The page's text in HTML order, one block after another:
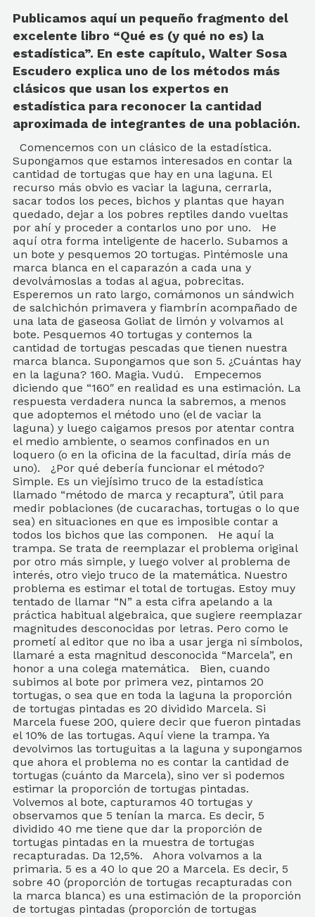
Publicamos aquí un pequeño fragmento del
excelente libro “Qué es (y qué no es) la
estadística”. En este capítulo, Walter Sosa
Escudero explica uno de los métodos más
clásicos que usan los expertos en
estadística para reconocer la cantidad
aproximada de integrantes de una población.
Comencemos con un clásico de la estadística.
Supongamos que estamos interesados en contar la
cantidad de tortugas que hay en una laguna. El
recurso más obvio es vaciar la laguna, cerrarla,
sacar todos los peces, bichos y plantas que hayan
quedado, dejar a los pobres reptiles dando vueltas
por ahí y proceder a contarlos uno por uno. He
aquí otra forma inteligente de hacerlo. Subamos a
un bote y pesquemos 20 tortugas. Pintémosle una
marca blanca en el caparazón a cada una y
devolvámoslas a todas al agua, pobrecitas.
Esperemos un rato largo, comámonos un sándwich
de salchichón primavera y fiambrín acompañado de
una lata de gaseosa Goliat de limón y volvamos al
bote. Pesquemos 40 tortugas y contemos la
cantidad de tortugas pescadas que tienen nuestra
marca blanca. Supongamos que son 5. ¿Cuántas hay
en la laguna? 160. Magia. Vudú. Empecemos
diciendo que “160″ en realidad es una estimación. La
respuesta verdadera nunca la sabremos, a menos
que adoptemos el método uno (el de vaciar la
laguna) y luego caigamos presos por atentar contra
el medio ambiente, o seamos confinados en un
loquero (o en la oficina de la facultad, diría más de
uno). ¿Por qué debería funcionar el método?
Simple. Es un viejísimo truco de la estadística
llamado “método de marca y recaptura”, útil para
medir poblaciones (de cucarachas, tortugas o lo que
sea) en situaciones en que es imposible contar a
todos los bichos que las componen. He aquí la
trampa. Se trata de reemplazar el problema original
por otro más simple, y luego volver al problema de
interés, otro viejo truco de la matemática. Nuestro
problema es estimar el total de tortugas. Estoy muy
tentado de llamar “N” a esta cifra apelando a la
práctica habitual algebraica, que sugiere reemplazar
magnitudes desconocidas por letras. Pero como le
prometí al editor que no iba a usar jerga ni símbolos,
llamaré a esta magnitud desconocida “Marcela”, en
honor a una colega matemática. Bien, cuando
subimos al bote por primera vez, pintamos 20
tortugas, o sea que en toda la laguna la proporción
de tortugas pintadas es 20 dividido Marcela. Si
Marcela fuese 200, quiere decir que fueron pintadas
el 10% de las tortugas. Aquí viene la trampa. Ya
devolvimos las tortuguitas a la laguna y supongamos
que ahora el problema no es contar la cantidad de
tortugas (cuánto da Marcela), sino ver si podemos
estimar la proporción de tortugas pintadas.
Volvemos al bote, capturamos 40 tortugas y
observamos que 5 tenían la marca. Es decir, 5
dividido 40 me tiene que dar la proporción de
tortugas pintadas en la muestra de tortugas
recapturadas. Da 12,5%. Ahora volvamos a la
primaria. 5 es a 40 lo que 20 a Marcela. Es decir, 5
sobre 40 (proporción de tortugas recapturadas con
la marca blanca) es una estimación de la proporción
de tortugas pintadas (proporción de tortugas